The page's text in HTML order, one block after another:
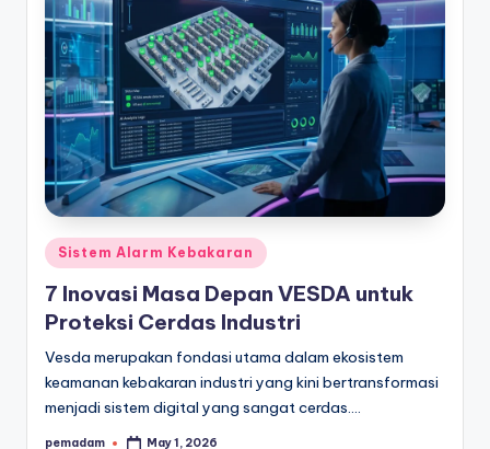
Posted
in
Sistem Alarm Kebakaran
7 Inovasi Masa Depan VESDA untuk
Proteksi Cerdas Industri
Vesda merupakan fondasi utama dalam ekosistem
keamanan kebakaran industri yang kini bertransformasi
menjadi sistem digital yang sangat cerdas.…
pemadam May 1, 2026